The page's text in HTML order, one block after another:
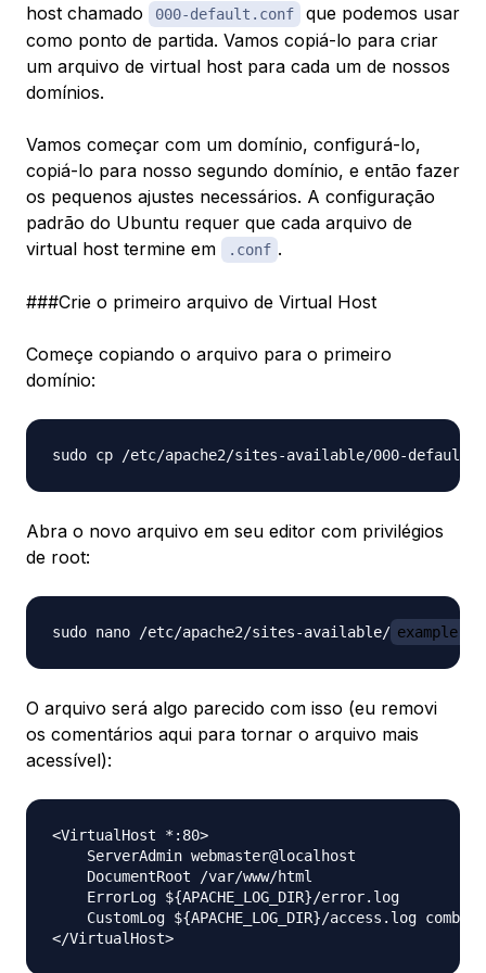
host chamado
000-default.conf
que podemos usar
como ponto de partida. Vamos copiá-lo para criar
um arquivo de virtual host para cada um de nossos
domínios.
Vamos começar com um domínio, configurá-lo,
copiá-lo para nosso segundo domínio, e então fazer
os pequenos ajustes necessários. A configuração
padrão do Ubuntu requer que cada arquivo de
virtual host termine em
.conf .
###Crie o primeiro arquivo de Virtual Host
Começe copiando o arquivo para o primeiro
domínio:
sudo cp /etc/apache2/sites-available/000-
Abra o novo arquivo em seu editor com privilégios
de root:
sudo nano /etc/apache2/sites-available/
O arquivo será algo parecido com isso (eu removi
os comentários aqui para tornar o arquivo mais
acessível):
<VirtualHost *:80>
    ServerAdmin webmaster@localhost
    DocumentRoot /var/www/html
    ErrorLog ${APACHE_LOG_DIR}/error.log
CustomLog ${APACHE_LOG_DIR}/access.log